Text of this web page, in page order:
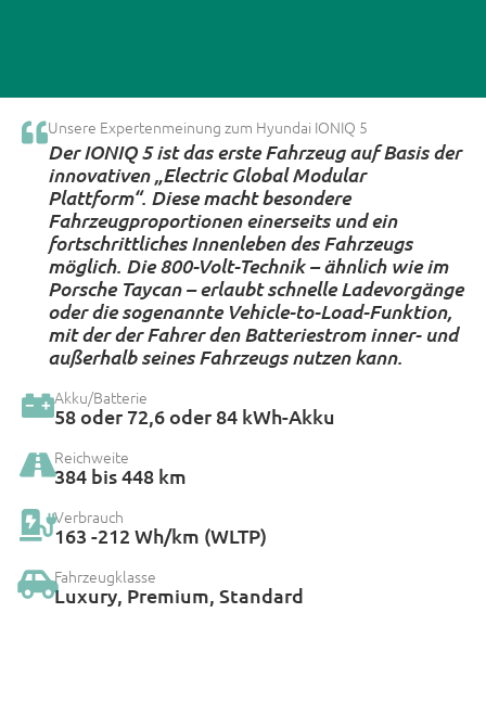
Akku/Batterie
58 oder 72,6 oder 84 kWh-Akku
Reichweite
384 bis 448 km
Verbrauch
163 -212 Wh/km (WLTP)
Fahrzeugklasse
Luxury, Premium, Standard
Unsere Experten­meinung zum Hyundai IONIQ 5
Der IONIQ 5 ist das erste Fahrzeug auf Basis der
innovativen „Electric Global Modular
Plattform“. Diese macht besondere
Fahrzeugproportionen einerseits und ein
fortschrittliches Innenleben des Fahrzeugs
möglich. Die 800-Volt-Technik – ähnlich wie im
Porsche Taycan – erlaubt schnelle Ladevorgänge
oder die sogenannte Vehicle-to-Load-Funktion,
mit der der Fahrer den Batteriestrom inner- und
außerhalb seines Fahrzeugs nutzen kann.